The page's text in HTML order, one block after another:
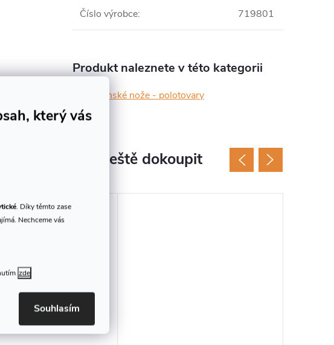
který vás
. Díky těmto zase
Nechceme vás
zde
Souhlasím
Číslo výrobce: 719801
Produkt naleznete v této kategorii
Japonské nože - polotovary
doporučujeme ještě dokoupit